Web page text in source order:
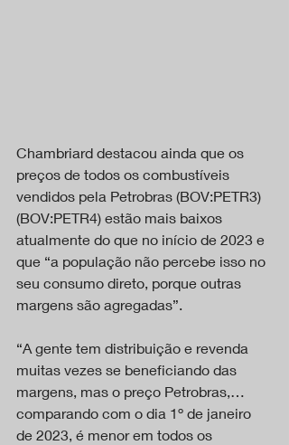
Chambriard destacou ainda que os
preços de todos os combustíveis
vendidos pela Petrobras (BOV:PETR3)
(BOV:PETR4) estão mais baixos
atualmente do que no início de 2023 e
que “a população não percebe isso no
seu consumo direto, porque outras
margens são agregadas”.
“A gente tem distribuição e revenda
muitas vezes se beneficiando das
margens, mas o preço Petrobras,…
comparando com o dia 1º de janeiro
de 2023, é menor em todos os